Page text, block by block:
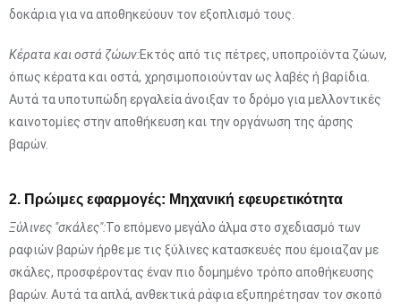
δοκάρια για να αποθηκεύουν τον εξοπλισμό τους.
Κέρατα και οστά ζώων:Εκτός από τις πέτρες, υποπροϊόντα ζώων,
όπως κέρατα και οστά, χρησιμοποιούνταν ως λαβές ή βαρίδια.
Αυτά τα υποτυπώδη εργαλεία άνοιξαν το δρόμο για μελλοντικές
καινοτομίες στην αποθήκευση και την οργάνωση της άρσης
βαρών.
2. Πρώιμες εφαρμογές: Μηχανική εφευρετικότητα
Ξύλινες "σκάλες":Το επόμενο μεγάλο άλμα στο σχεδιασμό των
ραφιών βαρών ήρθε με τις ξύλινες κατασκευές που έμοιαζαν με
σκάλες, προσφέροντας έναν πιο δομημένο τρόπο αποθήκευσης
βαρών. Αυτά τα απλά, ανθεκτικά ράφια εξυπηρέτησαν τον σκοπό